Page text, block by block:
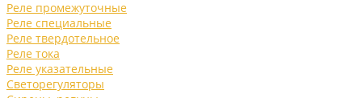
Реле промежуточные
Реле специальные
Реле твердотельное
Реле тока
Реле указательные
Светорегуляторы